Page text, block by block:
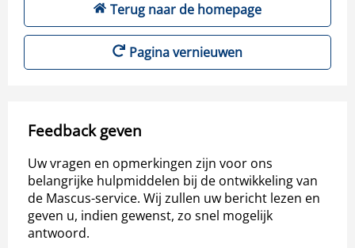
Terug naar de homepage
Pagina vernieuwen
Feedback geven
Uw vragen en opmerkingen zijn voor ons
belangrijke hulpmiddelen bij de ontwikkeling van
de Mascus-service. Wij zullen uw bericht lezen en
geven u, indien gewenst, zo snel mogelijk
antwoord.